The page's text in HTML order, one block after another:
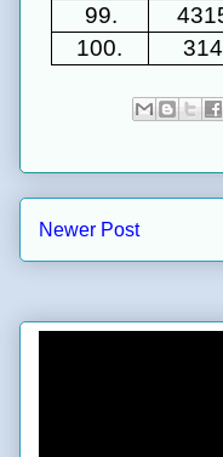
99.
100.
Newer Post